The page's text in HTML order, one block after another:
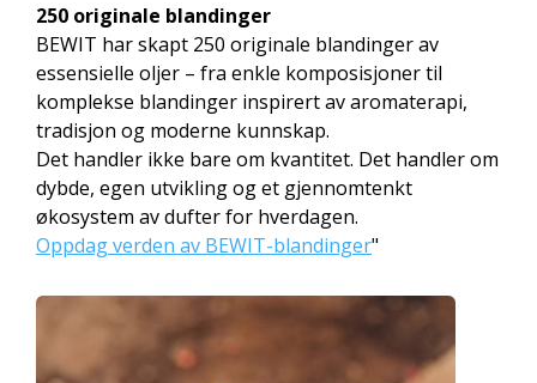
250 originale blandinger
BEWIT har skapt 250 originale blandinger av
essensielle oljer – fra enkle komposisjoner til
komplekse blandinger inspirert av aromaterapi,
tradisjon og moderne kunnskap.
Det handler ikke bare om kvantitet. Det handler om
dybde, egen utvikling og et gjennomtenkt
økosystem av dufter for hverdagen.
Oppdag verden av BEWIT-blandinger"